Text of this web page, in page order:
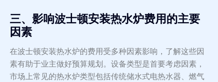
三、影响波士顿安装热水炉费用的主要
因素
在波士顿安装热水炉的费用受多种因素影响，了解这些因
素有助于业主做好预算规划。设备类型是首要考虑因素，
市场上常见的热水炉类型包括传统储水式电热水器、燃气